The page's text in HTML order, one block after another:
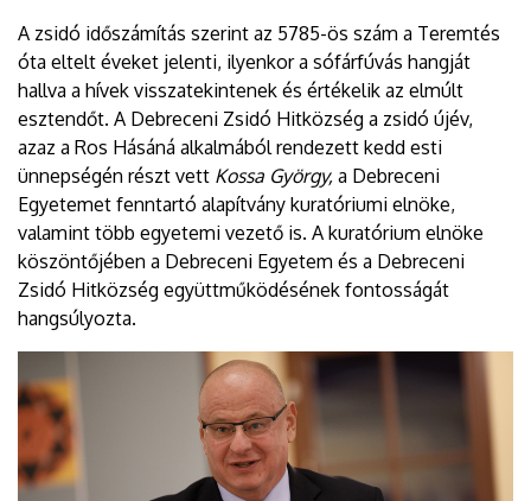
A zsidó időszámítás szerint az 5785-ös szám a Teremtés
óta eltelt éveket jelenti, ilyenkor a sófárfúvás hangját
hallva a hívek visszatekintenek és értékelik az elmúlt
esztendőt. A Debreceni Zsidó Hitközség a zsidó újév,
azaz a Ros Hásáná alkalmából rendezett kedd esti
ünnepségén részt vett Kossa György, a Debreceni
Egyetemet fenntartó alapítvány kuratóriumi elnöke,
valamint több egyetemi vezető is. A kuratórium elnöke
köszöntőjében a Debreceni Egyetem és a Debreceni
Zsidó Hitközség együttműködésének fontosságát
hangsúlyozta.